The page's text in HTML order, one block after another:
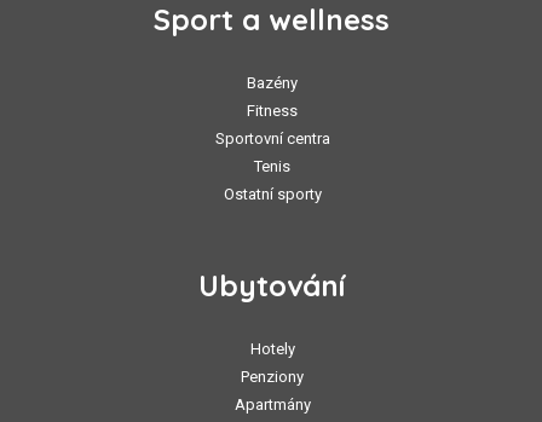
Sport a wellness
Bazény
Fitness
Sportovní centra
Tenis
Ostatní sporty
Ubytování
Hotely
Penziony
Apartmány